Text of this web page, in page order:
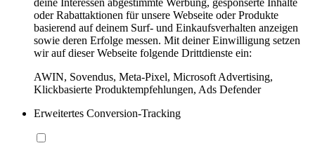
oder Rabattaktionen für unsere Webseite oder Produkte
basierend auf deinem Surf- und Einkaufsverhalten anzeigen
sowie deren Erfolge messen. Mit deiner Einwilligung setzen
wir auf dieser Webseite folgende Drittdienste ein:
AWIN, Sovendus, Meta-Pixel, Microsoft Advertising,
Klickbasierte Produktempfehlungen, Ads Defender
Erweitertes Conversion-Tracking